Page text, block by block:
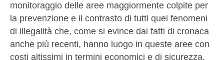
monitoraggio delle aree maggiormente colpite per
la prevenzione e il contrasto di tutti quei fenomeni
di illegalità che, come si evince dai fatti di cronaca
anche più recenti, hanno luogo in queste aree con
costi altissimi in termini economici e di sicurezza.